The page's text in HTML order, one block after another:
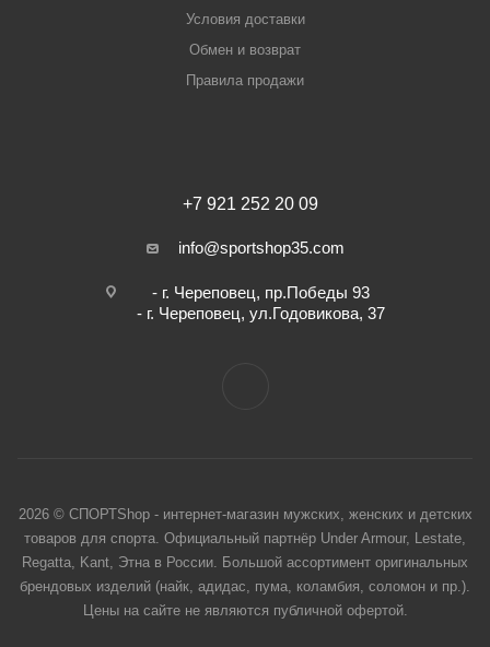
Условия доставки
Обмен и возврат
Правила продажи
+7 921 252 20 09
info@sportshop35.com
- г. Череповец, пр.Победы 93
- г. Череповец, ул.Годовикова, 37
2026 © СПОРТShop - интернет-магазин мужских, женских и детских
товаров для спорта. Официальный партнёр Under Armour, Lestate,
Regatta, Kant, Этна в России. Большой ассортимент оригинальных
брендовых изделий (найк, адидас, пума, коламбия, соломон и пр.).
Цены на сайте не являются публичной офертой.